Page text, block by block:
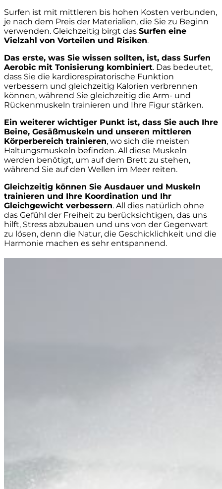
Surfen ist mit mittleren bis hohen Kosten verbunden,
je nach dem Preis der Materialien, die Sie zu Beginn
verwenden. Gleichzeitig birgt das Surfen eine
Vielzahl von Vorteilen und Risiken.
Das erste, was Sie wissen sollten, ist, dass Surfen
Aerobic mit Tonisierung kombiniert. Das bedeutet,
dass Sie die kardiorespiratorische Funktion
verbessern und gleichzeitig Kalorien verbrennen
können, während Sie gleichzeitig die Arm- und
Rückenmuskeln trainieren und Ihre Figur stärken.
Ein weiterer wichtiger Punkt ist, dass Sie auch Ihre
Beine, Gesäßmuskeln und unseren mittleren
Körperbereich trainieren, wo sich die meisten
Haltungsmuskeln befinden. All diese Muskeln
werden benötigt, um auf dem Brett zu stehen,
während Sie auf den Wellen im Meer reiten.
Gleichzeitig können Sie Ausdauer und Muskeln
trainieren und Ihre Koordination und Ihr
Gleichgewicht verbessern. All dies natürlich ohne
das Gefühl der Freiheit zu berücksichtigen, das uns
hilft, Stress abzubauen und uns von der Gegenwart
zu lösen, denn die Natur, die Geschicklichkeit und die
Harmonie machen es sehr entspannend.